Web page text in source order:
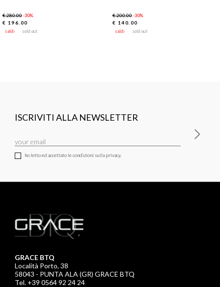
€ 280.00-30%
€ 196.00
saldi sold out
€ 200.00-30%
€ 140.00
saldi sold out
ISCRIVITI ALLA NEWSLETTER
ho letto ed accettato le condizioni sulla privacy.
GRACE BTQ
Località Porto, 38
58043 - PUNTA ALA (GR) GRACE BTQ
Tel. +39 0564 92 24 24